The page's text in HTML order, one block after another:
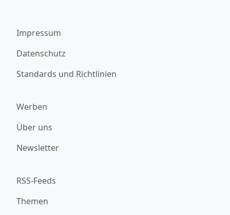
Impressum
Datenschutz
Standards und Richtlinien
Werben
Über uns
Newsletter
RSS-Feeds
Themen